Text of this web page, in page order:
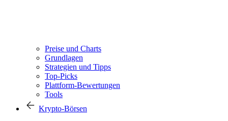
Preise und Charts
Grundlagen
Strategien und Tipps
Top-Picks
Plattform-Bewertungen
Tools
Krypto-Börsen